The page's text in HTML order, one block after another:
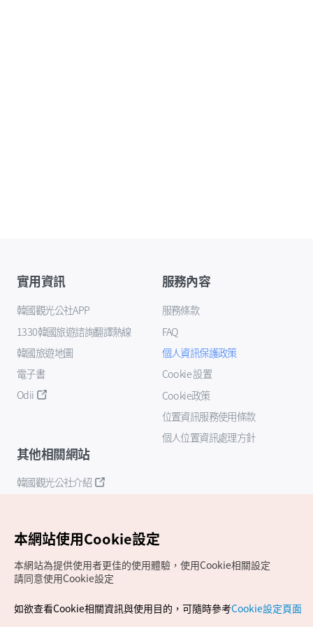
實用資訊
韓國觀光公社APP
1330韓國旅遊諮詢翻譯熱線
韓國旅遊地圖
電子書
Odii
服務內容
服務條款
FAQ
個人資訊保護政策
Cookie 設置
Cookie政策
位置資訊服務使用條款
個人位置資訊處理方針
其他相關網站
韓國觀光公社介紹
Copyrights (c) 韓國觀光公社版權所有
本網站使用Cookie設定
本網站為提供使用者更佳的使用體驗，使用Cookie相關設定
請同意使用Cookie設定
如欲查看Cookie相關資訊與使用目的，可隨時參考Cookie設定頁面